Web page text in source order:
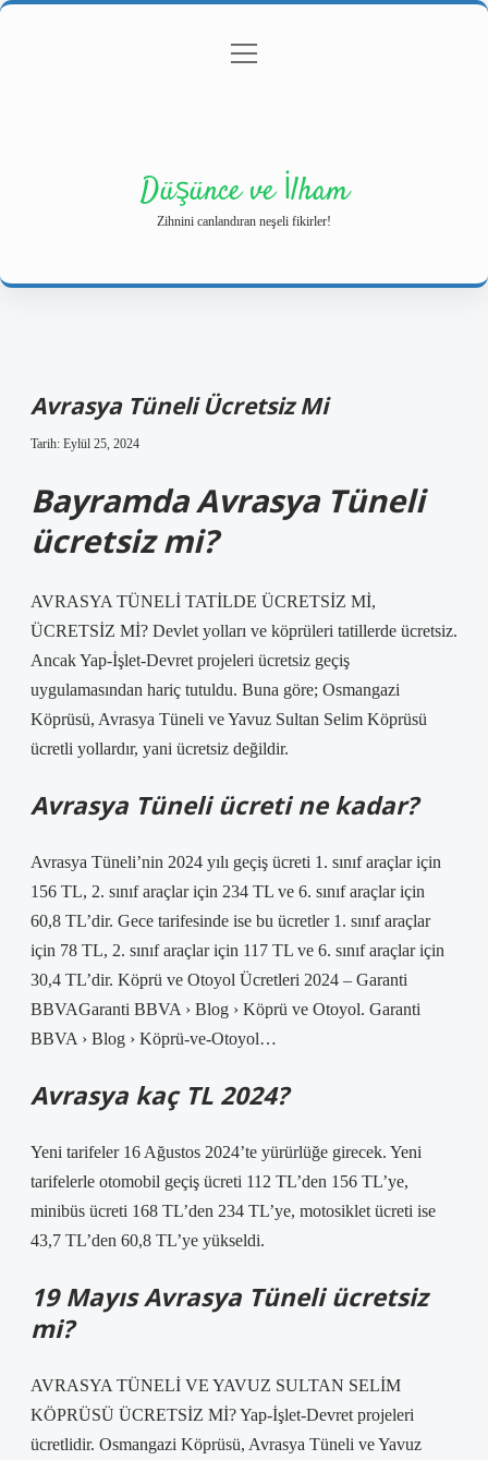
Gizlilik Politikası
menüyü
Düşünce ve İlham
Zihnini canlandıran neşeli fikirler!
Avrasya Tüneli Ücretsiz Mi
Tarih: Eylül 25, 2024
Bayramda Avrasya Tüneli
ücretsiz mi?
AVRASYA TÜNELİ TATİLDE ÜCRETSİZ Mİ,
ÜCRETSİZ Mİ? Devlet yolları ve köprüleri tatillerde ücretsiz.
Ancak Yap-İşlet-Devret projeleri ücretsiz geçiş
uygulamasından hariç tutuldu. Buna göre; Osmangazi
Köprüsü, Avrasya Tüneli ve Yavuz Sultan Selim Köprüsü
ücretli yollardır, yani ücretsiz değildir.
Avrasya Tüneli ücreti ne kadar?
Avrasya Tüneli’nin 2024 yılı geçiş ücreti 1. sınıf araçlar için
156 TL, 2. sınıf araçlar için 234 TL ve 6. sınıf araçlar için
60,8 TL’dir. Gece tarifesinde ise bu ücretler 1. sınıf araçlar
için 78 TL, 2. sınıf araçlar için 117 TL ve 6. sınıf araçlar için
30,4 TL’dir. Köprü ve Otoyol Ücretleri 2024 – Garanti
BBVAGaranti BBVA › Blog › Köprü ve Otoyol. Garanti
BBVA › Blog › Köprü-ve-Otoyol…
Avrasya kaç TL 2024?
Yeni tarifeler 16 Ağustos 2024’te yürürlüğe girecek. Yeni
tarifelerle otomobil geçiş ücreti 112 TL’den 156 TL’ye,
minibüs ücreti 168 TL’den 234 TL’ye, motosiklet ücreti ise
43,7 TL’den 60,8 TL’ye yükseldi.
19 Mayıs Avrasya Tüneli ücretsiz
mi?
AVRASYA TÜNELİ VE YAVUZ SULTAN SELİM
KÖPRÜSÜ ÜCRETSİZ Mİ? Yap-İşlet-Devret projeleri
ücretlidir. Osmangazi Köprüsü, Avrasya Tüneli ve Yavuz